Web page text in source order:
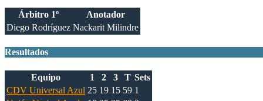
Árbitro 1º
Anotador
Diego Rodríguez Nackarit Milindre
Resultados
Equipo 1 2 3 T Sets
CDV Universal Azul 25 19 15 59 1